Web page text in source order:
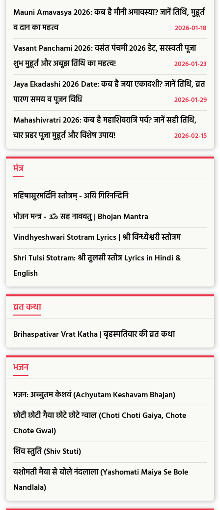
Mauni Amavasya 2026: कब है मौनी अमावस्या? जानें तिथि, मुहूर्त
व दान का महत्व
2026-01-18
Vasant Panchami 2026: वसंत पंचमी 2026 डेट, सरस्वती पूजा
शुभ मुहूर्त और अबूझ तिथि का महत्व!
2026-01-23
Jaya Ekadashi 2026 Date: कब है जया एकादशी? जानें तिथि, व्रत
पारण समय व पूजन विधि
2026-01-29
Mahashivratri 2026: कब है महाशिवरात्रि पर्व? जानें सही तिथि,
चार प्रहर पूजा मुहूर्त और विशेष उपाय!
2026-02-15
मंत्र
महिषासुरमर्दिनि स्तोत्रम् - अयि गिरिनन्दिनि
भोजन मन्त्र - ॐ सह नाववतु | Bhojan Mantra
Vindhyeshwari Stotram Lyrics | श्री विन्ध्येश्वरी स्तोत्रम
Shri Tulsi Stotram: श्री तुलसी स्तोत्र Lyrics in Hindi &
English
व्रत कथा
Brihaspativar Vrat Katha | बृहस्पतिवार की व्रत कथा
भजन
भजन: अच्चुतम केशवं (Achyutam Keshavam Bhajan)
छोटी छोटी गैया छोटे छोटे ग्वाल (Choti Choti Gaiya, Chote
Chote Gwal)
शिव स्तुति (Shiv Stuti)
यशोमती मैया से बोले नंदलाला (Yashomati Maiya Se Bole
Nandlala)